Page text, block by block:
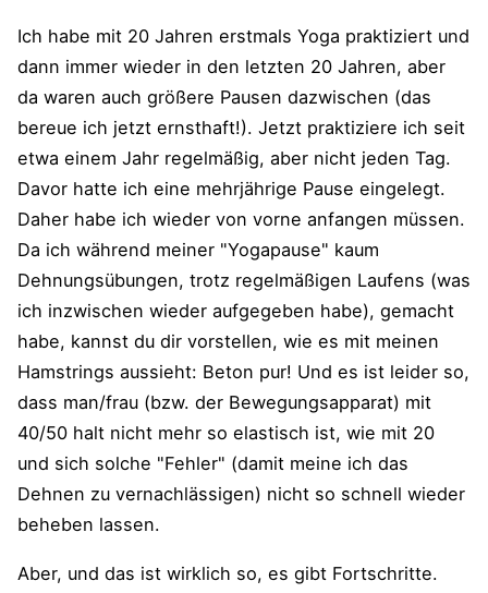
Ich habe mit 20 Jahren erstmals Yoga praktiziert und
dann immer wieder in den letzten 20 Jahren, aber
da waren auch größere Pausen dazwischen (das
bereue ich jetzt ernsthaft!). Jetzt praktiziere ich seit
etwa einem Jahr regelmäßig, aber nicht jeden Tag.
Davor hatte ich eine mehrjährige Pause eingelegt.
Daher habe ich wieder von vorne anfangen müssen.
Da ich während meiner "Yogapause" kaum
Dehnungsübungen, trotz regelmäßigen Laufens (was
ich inzwischen wieder aufgegeben habe), gemacht
habe, kannst du dir vorstellen, wie es mit meinen
Hamstrings aussieht: Beton pur! Und es ist leider so,
dass man/frau (bzw. der Bewegungsapparat) mit
40/50 halt nicht mehr so elastisch ist, wie mit 20
und sich solche "Fehler" (damit meine ich das
Dehnen zu vernachlässigen) nicht so schnell wieder
beheben lassen.
Aber, und das ist wirklich so, es gibt Fortschritte.